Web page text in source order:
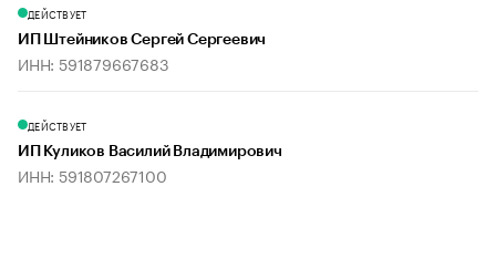
ДЕЙСТВУЕТ
ИП Штейников Сергей Сергеевич
ИНН: 591879667683
ДЕЙСТВУЕТ
ИП Куликов Василий Владимирович
ИНН: 591807267100